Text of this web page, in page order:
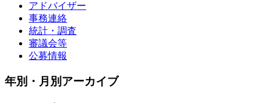
アドバイザー
事務連絡
統計・調査
審議会等
公募情報
年別・月別アーカイブ